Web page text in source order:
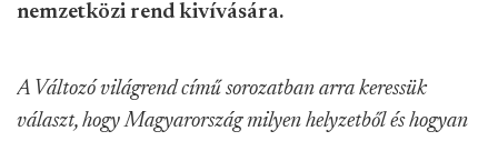
nemzetközi rend kivívására.
A Változó világrend című sorozatban arra keressük
választ, hogy Magyarország milyen helyzetből és hogyan